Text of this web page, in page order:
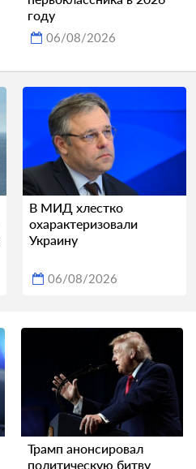
году
06/08/2026
В МИД хлестко
охарактеризовали
Украину
06/08/2026
Трамп анонсировал
политическую битву